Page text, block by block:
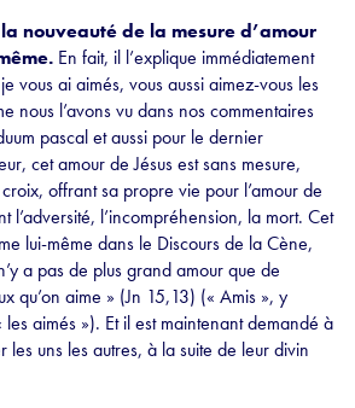
la nouveauté de la mesure d’amour
En fait, il l’explique immédiatement
vous ai aimés, vous aussi aimez-vous les
nous l’avons vu dans nos commentaires
pascal et aussi pour le dernier
cet amour de Jésus est sans mesure,
offrant sa propre vie pour l’amour de
l’adversité, l’incompréhension, la mort. Cet
lui-même dans le Discours de la Cène,
a pas de plus grand amour que de
qu’on aime » (Jn 15,13) (« Amis », y
aimés »). Et il est maintenant demandé à
les uns les autres, à la suite de leur divin